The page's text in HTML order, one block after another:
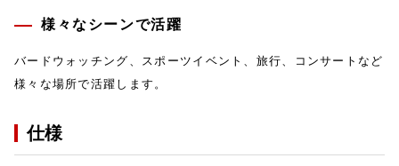
様々なシーンで活躍
バードウォッチング、スポーツイベント、旅行、コンサートなど
様々な場所で活躍します。
仕様